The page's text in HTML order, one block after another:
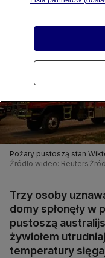
Pożary pustoszą stan
Źródło wideo: Reuters
Trzy osoby
domy spłonęły
pustoszą
żywiołem
temperatury